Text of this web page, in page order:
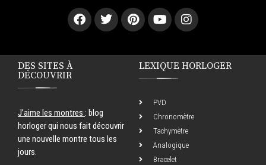
DES SITES À
DÉCOUVRIR
J’aime les montres : blog
horloger qui nous fait découvrir
une nouvelle montre tous les
jours.
LEXIQUE HORLOGER
PVD
Chronomètre
Tachymètre
Analogique
Bracelet